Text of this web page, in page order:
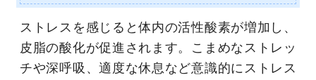
ストレスを感じると体内の活性酸素が増加し、
皮脂の酸化が促進されます。こまめなストレッ
チや深呼吸、適度な休息など意識的にストレス